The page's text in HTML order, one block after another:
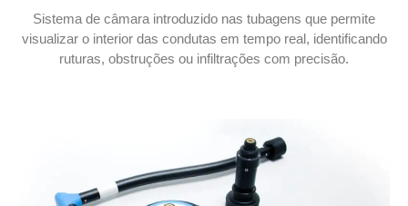
Sistema de câmara introduzido nas tubagens que permite
visualizar o interior das condutas em tempo real, identificando
ruturas, obstruções ou infiltrações com precisão.